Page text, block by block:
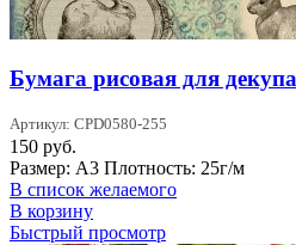
Бумага рисовая для
Артикул: CPD0580-255
150 руб.
Размер: А3 Плотность: 25г/м
В список желаемого
В корзину
Быстрый просмотр